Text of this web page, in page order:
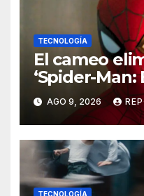
TECNOLOGÍA
El cameo
‘Spider-Man:
que ha
AGO 9, 2026
TECNOLOGÍA